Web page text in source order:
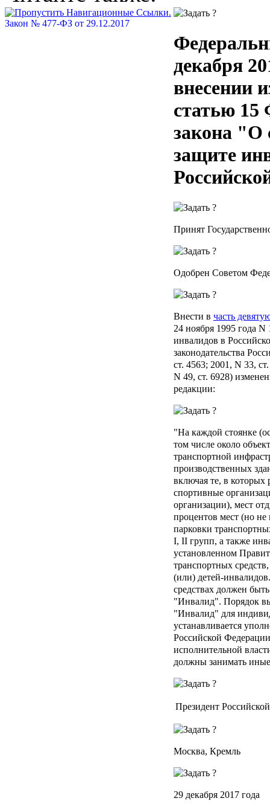
Закон № 477-ФЗ от 29.12.2017
декабря
внесении
статью 15
закона "О
защите
Принят
Одобрен Советом
Внести в часть
24 ноября 1995 года
инвалидов в
законодательства
ст. 4563; 2001, N 33,
N 49, ст. 6928)
редакции:
"На каждой стоянке
том числе около
транспортной
производственных
включая те, в
спортивные
организации), мест
процентов мест (но не
парковки
I, II групп, а также
установленном
транспортных
(или) детей-
средствах должен
"Инвалид". Порядок
"Инвалид" для
устанавливается
Российской
исполнительной
должны занимать
Президент
Москва, Кремль
29 декабря 2017 года